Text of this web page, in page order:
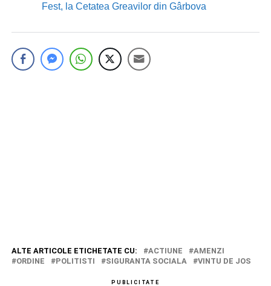
Fest, la Cetatea Greavilor din Gârbova
ALTE ARTICOLE ETICHETATE CU: ACTIUNE
AMENZI
ORDINE
POLITISTI SIGURANTA SOCIALA VINTU DE JOS
PUBLICITATE